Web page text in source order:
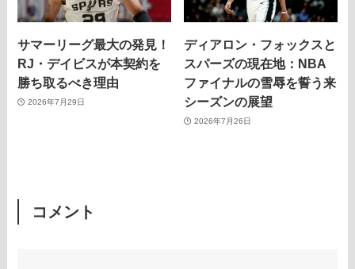
サマーリーグ最大の発見！
RJ・デイビスが本契約を
勝ち取るべき理由
2026年7月29日
ディアロン・フォックスと
スパーズの現在地：NBA
ファイナルの雪辱を誓う来
シーズンの展望
2026年7月26日
コメント